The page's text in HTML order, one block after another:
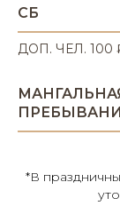
СБ
ДОП. ЧЕЛ. 100
*В